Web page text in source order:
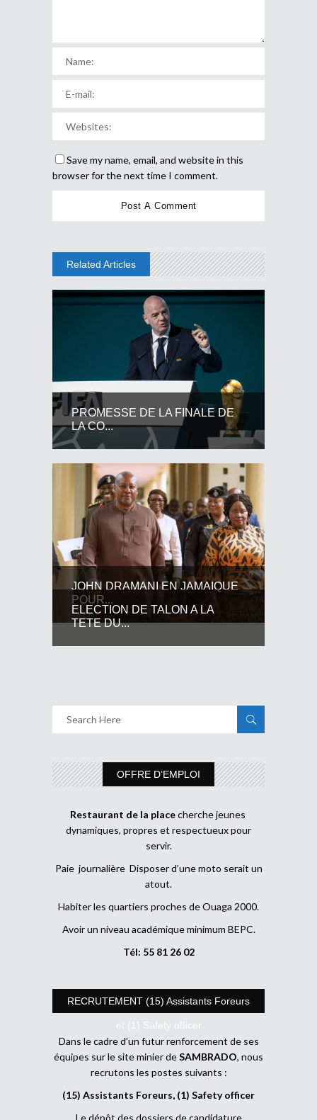
Save my name, email, and website in this
browser for the next time I comment.
Related Articles
PROMESSE DE LA FINALE DE
LA CO...
JOHN DRAMANI EN JAMAIQUE
POUR...
ELECTION DE TALON A LA
TETE DU...
OFFRE D’EMPLOI
Restaurant de la placecherche jeunes
dynamiques, propres et respectueux pour
servir.
Paie journalière Disposer d’une moto serait un
atout.
Habiter les quartiers proches de Ouaga 2000.
Avoir un niveau académique minimum BEPC.
Tél: 55 81 26 02
RECRUTEMENT (15) Assistants Foreurs
et (1) Safety officer
Dans le cadre d’un futur renforcement de ses
équipes sur le site minier deSAMBRADO, nous
recrutons les postes suivants :
(15) Assistants Foreurs, (1) Safety officer
Le dépôt des dossiers de candidature